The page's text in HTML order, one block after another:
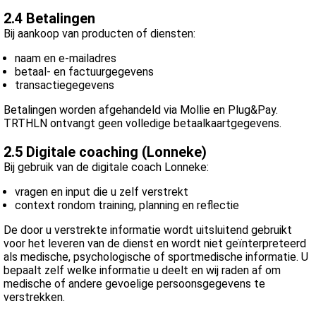
2.4 Betalingen
Bij aankoop van producten of diensten:
naam en e-mailadres
betaal- en factuurgegevens
transactiegegevens
Betalingen worden afgehandeld via Mollie en Plug&Pay.
TRTHLN ontvangt geen volledige betaalkaartgegevens.
2.5 Digitale coaching (Lonneke)
Bij gebruik van de digitale coach Lonneke:
vragen en input die u zelf verstrekt
context rondom training, planning en reflectie
De door u verstrekte informatie wordt uitsluitend gebruikt
voor het leveren van de dienst en wordt niet geïnterpreteerd
als medische, psychologische of sportmedische informatie. U
bepaalt zelf welke informatie u deelt en wij raden af om
medische of andere gevoelige persoonsgegevens te
verstrekken.